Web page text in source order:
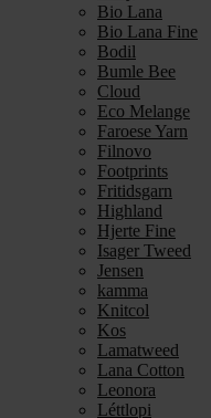
Bio Lana
Bio Lana Fine
Bodil
Bumle Bee
Cloud
Eco Melange
Faroese Yarn
Filnovo
Footprints
Fritidsgarn
Highland
Hjerte Fine
Isager Tweed
Jensen
kamma
Knitcol
Kos
Lamatweed
Lana Cotton
Leonora
Léttlopi